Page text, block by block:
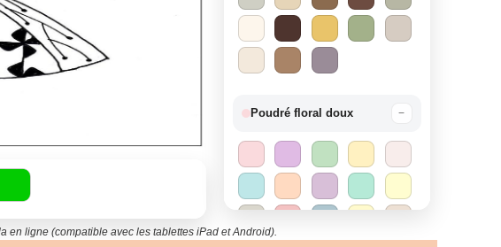
Poudré floral doux −
ligne (compatible avec les tablettes iPad et Android).